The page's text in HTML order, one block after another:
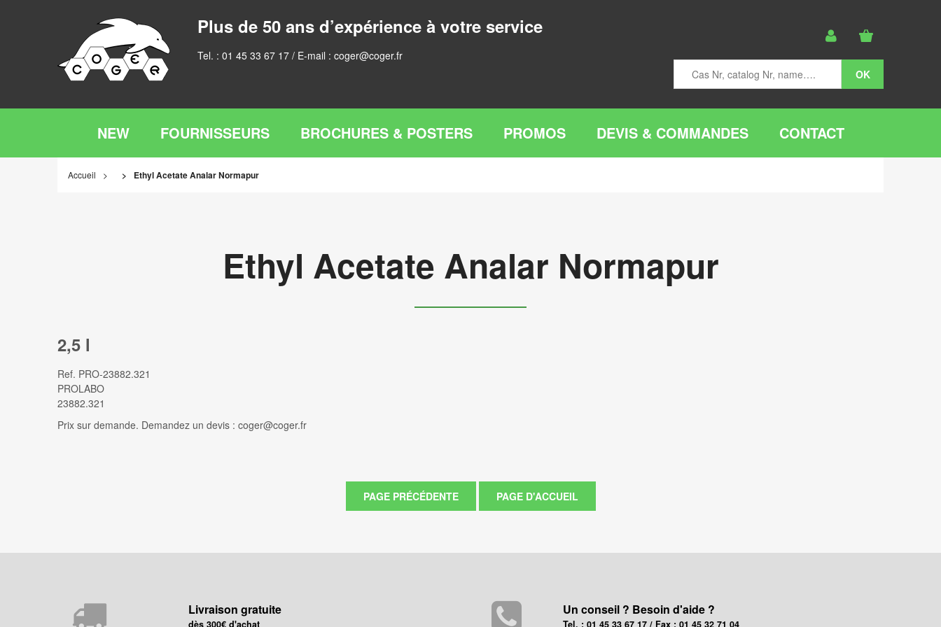
Plus de 50 ans d’expérience à votre service
Tel. : 01 45 33 67 17 / E-mail : coger@coger.fr
NEW FOURNISSEURS BROCHURES & POSTERS PROMOS DEVIS & COMMANDES CONTACT
Accueil Ethyl Acetate Analar Normapur
Ethyl Acetate Analar Normapur
2,5 l
Ref. PRO-23882.321
PROLABO
23882.321
Prix sur demande. Demandez un devis : coger@coger.fr
Livraison gratuite
dès 300€ d'achat
Un conseil ? Besoin d'aide ?
Tel. : 01 45 33 67 17 / Fax : 01 45 32 71 04